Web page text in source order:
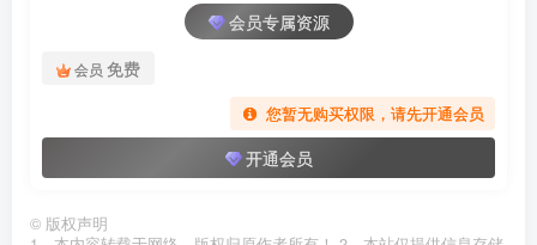
会员专属资源
会员 免费
您暂无购买权限，请先开通会员
开通会员
© 版权声明